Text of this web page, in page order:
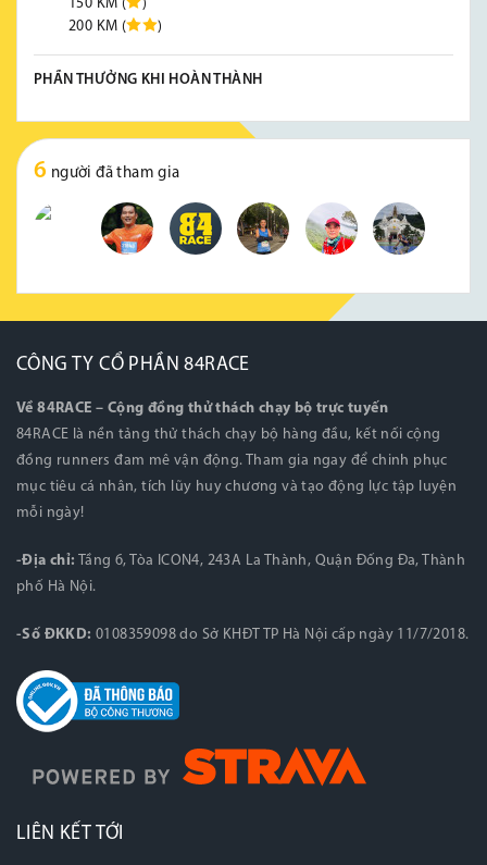
150 KM (
)
200 KM (
)
PHẦN THƯỞNG KHI HOÀN THÀNH
6 người đã tham gia
CÔNG TY CỔ PHẦN 84RACE
Về 84RACE – Cộng đồng thử thách chạy bộ trực tuyến
84RACE là nền tảng thử thách chạy bộ hàng đầu, kết nối cộng
đồng runners đam mê vận động. Tham gia ngay để chinh phục
mục tiêu cá nhân, tích lũy huy chương và tạo động lực tập luyện
mỗi ngày!
-Địa chỉ: Tầng 6, Tòa ICON4, 243A La Thành, Quận Đống Đa, Thành
phố Hà Nội.
-Số ĐKKD: 0108359098 do Sở KHĐT TP Hà Nội cấp ngày 11/7/2018.
LIÊN KẾT TỚI